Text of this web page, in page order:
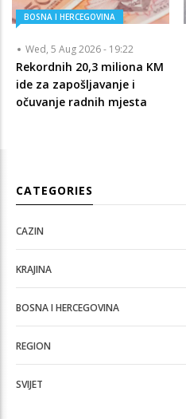
BOSNA I HERCEGOVINA
Wed, 5 Aug 2026 - 19:22
Rekordnih 20,3 miliona KM
ide za zapošljavanje i
očuvanje radnih mjesta
CATEGORIES
CAZIN
KRAJINA
BOSNA I HERCEGOVINA
REGION
SVIJET